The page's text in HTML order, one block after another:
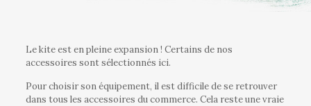
Le kite est en pleine expansion ! Certains de nos
accessoires sont sélectionnés ici.
Pour choisir son équipement, il est difficile de se retrouver
dans tous les accessoires du commerce. Cela reste une vraie